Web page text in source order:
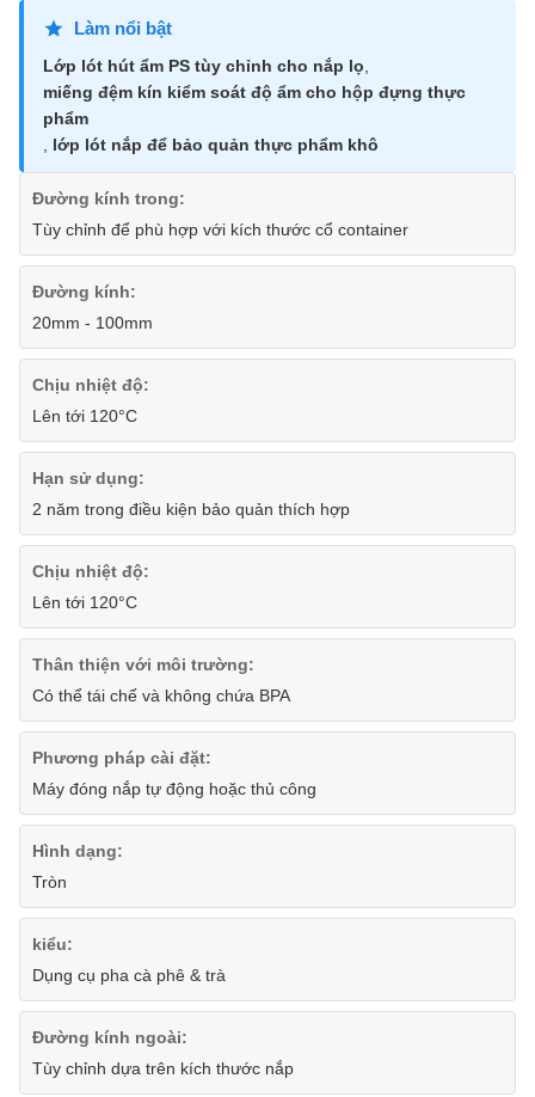
Làm nổi bật
Lớp lót hút ẩm PS tùy chỉnh cho nắp lọ
miếng đệm kín kiểm soát độ ẩm cho hộp đựng thực
phẩm
lớp lót nắp để bảo quản thực phẩm khô
Đường kính trong:
Tùy chỉnh để phù hợp với kích thước cổ container
Đường kính:
20mm - 100mm
Chịu nhiệt độ:
Lên tới 120°C
Hạn sử dụng:
2 năm trong điều kiện bảo quản thích hợp
Chịu nhiệt độ:
Lên tới 120°C
Thân thiện với môi trường:
Có thể tái chế và không chứa BPA
Phương pháp cài đặt:
Máy đóng nắp tự động hoặc thủ công
Hình dạng:
Tròn
kiểu:
Dụng cụ pha cà phê & trà
Đường kính ngoài:
Tùy chỉnh dựa trên kích thước nắp